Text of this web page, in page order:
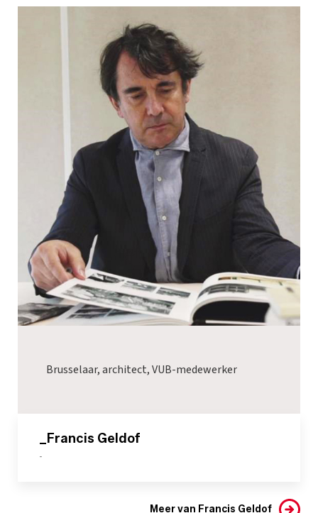
Brusselaar, architect, VUB-medewerker
_Francis Geldof
-
Meer van Francis Geldof